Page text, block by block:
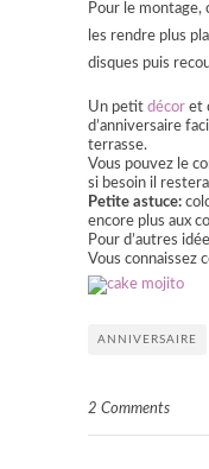
Pour le montage,
les rendre plus
disques puis
Un petit décor et
d’anniversaire
terrasse.
Vous pouvez le
si besoin il
Petite astuce:
encore plus aux
Pour d’autres
Vous connaissez
ANNIVERSAIRE
2 Comments